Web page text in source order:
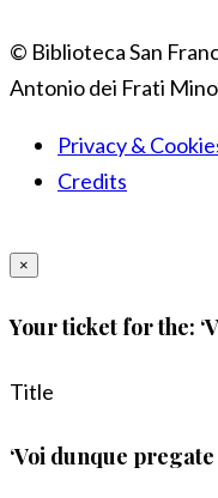
© Biblioteca San
Antonio dei Frati
Privacy &
Credits
×
Your ticket for the:
Title
‘Voi dunque pregate